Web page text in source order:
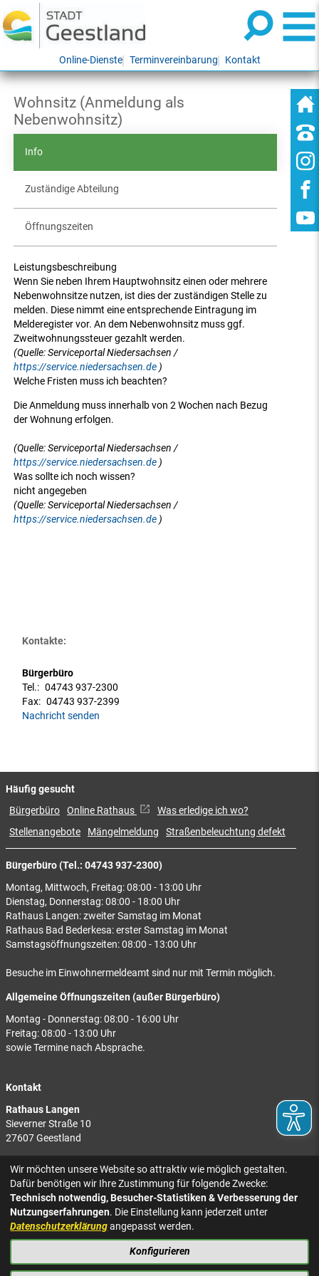
Online-Dienste Terminvereinbarung Kontakt
Wohnsitz (Anmeldung als
Nebenwohnsitz)
Info
Zuständige Abteilung
Öffnungszeiten
Leistungsbeschreibung
Wenn Sie neben Ihrem Hauptwohnsitz einen oder mehrere
Nebenwohnsitze nutzen, ist dies der zuständigen Stelle zu
melden. Diese nimmt eine entsprechende Eintragung im
Melderegister vor. An dem Nebenwohnsitz muss ggf.
Zweitwohnungssteuer gezahlt werden.
(Quelle: Serviceportal Niedersachsen /
https://service.niedersachsen.de )
Welche Fristen muss ich beachten?
Die Anmeldung muss innerhalb von 2 Wochen nach Bezug
der Wohnung erfolgen.
(Quelle: Serviceportal Niedersachsen /
https://service.niedersachsen.de )
Was sollte ich noch wissen?
nicht angegeben
(Quelle: Serviceportal Niedersachsen /
https://service.niedersachsen.de )
Kontakte:
Bürgerbüro
Tel.: 04743 937-2300
Fax: 04743 937-2399
Nachricht senden
Bürgerbüro (Tel.: 04743 937-2300)
Montag, Mittwoch, Freitag: 08:00 - 13:00 Uhr
Dienstag, Donnerstag: 08:00 - 18:00 Uhr
Rathaus Langen: zweiter Samstag im Monat
Rathaus Bad Bederkesa: erster Samstag im Monat
Samstagsöffnungszeiten: 08:00 - 13:00 Uhr
Besuche im Einwohnermeldeamt sind nur mit Termin möglich.
Allgemeine Öffnungszeiten (außer Bürgerbüro)
Montag - Donnerstag: 08:00 - 16:00 Uhr
Freitag: 08:00 - 13:00 Uhr
sowie Termine nach Absprache.
Kontakt
Rathaus Langen
Sieverner Straße 10
27607 Geestland
Rathaus Bad Bederkesa
Am Markt 8
27624 Geestland
Tel.: 04743 937-2300
Häufig gesucht
Bürgerbüro Online Rathaus
Was erledige ich wo?
Stellenangebote
Mängelmeldung Straßenbeleuchtung defekt
KONTAKT
NACH OBEN
Wir möchten unsere Website so attraktiv wie möglich gestalten.
Dafür benötigen wir Ihre Zustimmung für folgende Zwecke:
Technisch notwendig, Besucher-Statistiken & Verbesserung der
Nutzungserfahrungen. Die Einstellung kann jederzeit unter
Datenschutzerklärungangepasst werden.
Konfigurieren